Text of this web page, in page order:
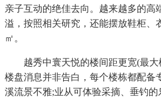
亲子互动的绝佳去向。越来越多的高
溢，按照相关研究，还能摆放鞋柜、
㎡。
越秀中寰天悦的楼间距更宽(最大
楼盘消息并非告白，每个楼栋都配备
溪流景不雅;业从可体验采摘、垂钓的